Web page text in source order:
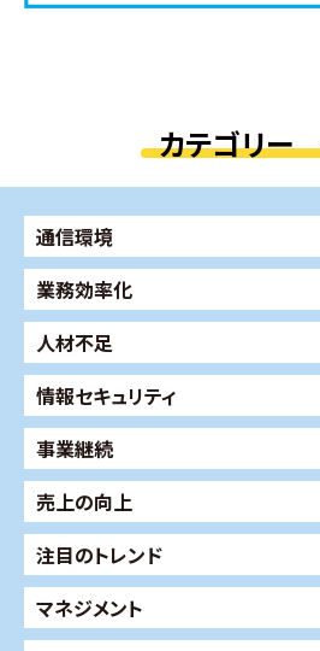
カテゴリー
通信環境
業務効率化
人材不足
情報セキュリティ
事業継続
売上の向上
注目のトレンド
マネジメント